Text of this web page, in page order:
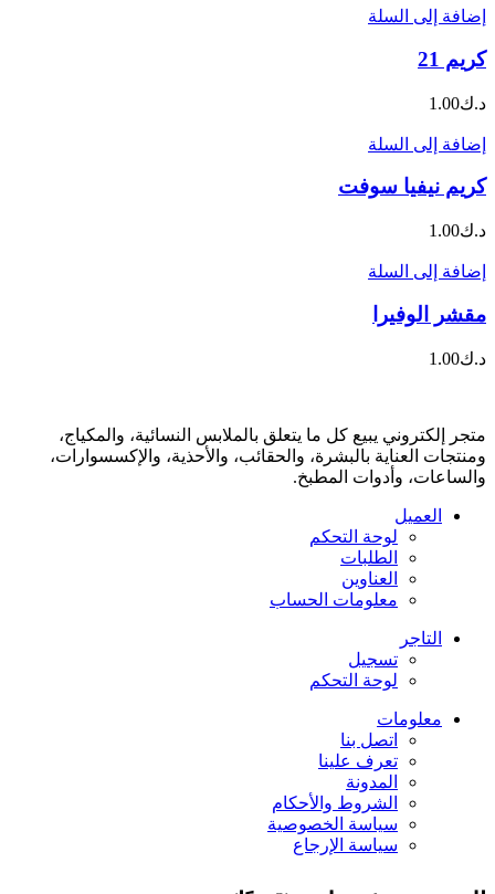
إضافة إلى السلة
كريم 21
د.ك1.00
إضافة إلى السلة
كريم نيفيا سوفت
د.ك1.00
إضافة إلى السلة
مقشر الوفيرا
د.ك1.00
متجر إلكتروني يبيع كل ما يتعلق بالملابس النسائية، والمكياج،
ومنتجات العناية بالبشرة، والحقائب، والأحذية، والإكسسوارات،
والساعات، وأدوات المطبخ.
العميل
لوحة التحكم
الطلبات
العناوين
معلومات الحساب
التاجر
تسجيل
لوحة التحكم
معلومات
اتصل بنا
تعرف علينا
المدونة
الشروط والأحكام
سياسة الخصوصية
سياسة الإرجاع